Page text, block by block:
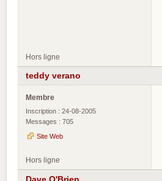
Hors ligne
teddy verano
Membre
Inscription : 24-08-2005
Messages : 705
Site Web
Hors ligne
Dave O'Brien